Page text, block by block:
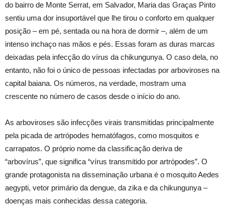
do bairro de Monte Serrat, em Salvador, Maria das Graças Pinto
sentiu uma dor insuportável que lhe tirou o conforto em qualquer
posição – em pé, sentada ou na hora de dormir –, além de um
intenso inchaço nas mãos e pés. Essas foram as duras marcas
deixadas pela infecção do vírus da chikungunya. O caso dela, no
entanto, não foi o único de pessoas infectadas por arboviroses na
capital baiana. Os números, na verdade, mostram uma
crescente no número de casos desde o início do ano.
As arboviroses são infecções virais transmitidas principalmente
pela picada de artrópodes hematófagos, como mosquitos e
carrapatos. O próprio nome da classificação deriva de
“arbovírus”, que significa “vírus transmitido por artrópodes”. O
grande protagonista na disseminação urbana é o mosquito Aedes
aegypti, vetor primário da dengue, da zika e da chikungunya –
doenças mais conhecidas dessa categoria.